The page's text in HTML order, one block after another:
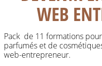
WEB
Pack de 11 formations
parfumés et de
web-entrepreneur.